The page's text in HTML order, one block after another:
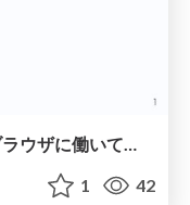
Serverlessしかなかったので、ブラウザに働いてもらいました
1 42